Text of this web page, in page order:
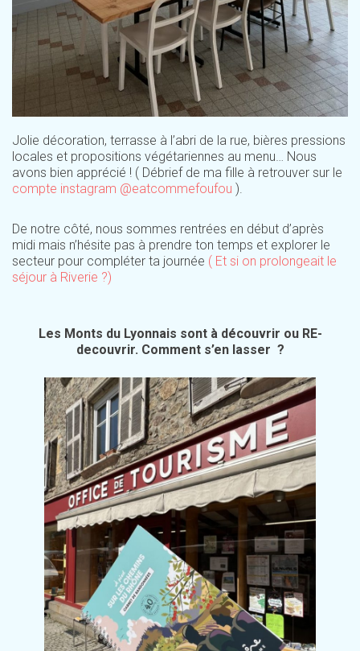
Jolie décoration, terrasse à l’abri de la rue, bières pressions
locales et propositions végétariennes au menu… Nous
avons bien apprécié ! ( Débrief de ma fille à retrouver sur le
compte instagram @eatcommefoufou ).
De notre côté, nous sommes rentrées en début d’après
midi mais n’hésite pas à prendre ton temps et explorer le
secteur pour compléter ta journée ( Et si on prolongeait le
séjour à Riverie ?)
Les Monts du Lyonnais sont à découvrir ou RE-
decouvrir. Comment s’en lasser ?